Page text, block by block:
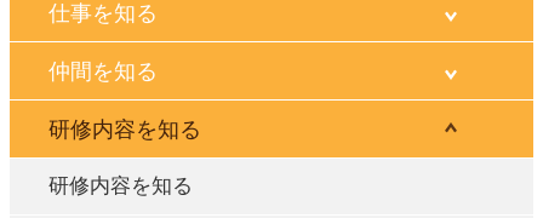
仕事を知る
仲間を知る
研修内容を知る
研修内容を知る